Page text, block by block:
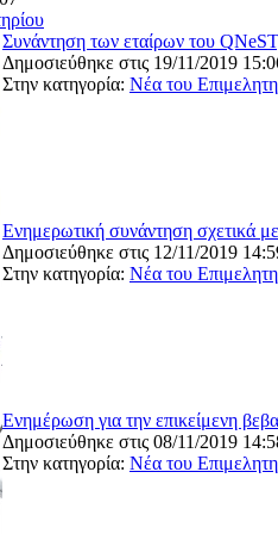
Συνάντηση των εταίρων του
Δημοσιεύθηκε στις 19/11/2019
Στην κατηγορία: Νέα του
Ενημερωτική συνάντηση σχετικά
Δημοσιεύθηκε στις 12/11/2019
Στην κατηγορία: Νέα του
Ενημέρωση για την επικείμενη
Δημοσιεύθηκε στις 08/11/2019
Στην κατηγορία: Νέα του